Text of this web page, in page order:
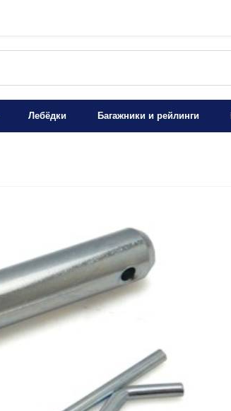
Лебёдки Багажники и рейлинги